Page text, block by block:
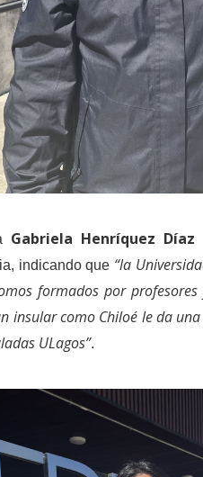
Gabriela Henríquez Díaz
indicando que “la
formados por
insular como Chiloé le da
ULagos”.